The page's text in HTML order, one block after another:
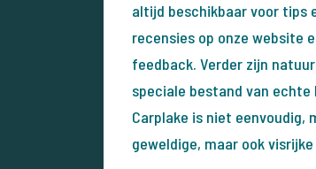
altijd beschikbaar voor tips
recensies op onze website
feedback. Verder zijn
speciale bestand van echte
Carplake is niet
geweldige, maar ook